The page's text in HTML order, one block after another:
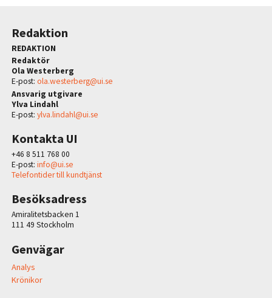
Redaktion
REDAKTION
Redaktör
Ola Westerberg
E-post: ola.westerberg@ui.se
Ansvarig utgivare
Ylva Lindahl
E-post: ylva.lindahl@ui.se
Kontakta UI
+46 8 511 768 00
E-post: info@ui.se
Telefontider till kundtjänst
Besöksadress
Amiralitetsbacken 1
111 49 Stockholm
Genvägar
Analys
Krönikor